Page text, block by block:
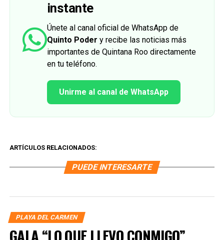
instante
Únete al canal oficial de WhatsApp de
Quinto Poder y recibe las noticias más
importantes de Quintana Roo directamente
en tu teléfono.
Unirme al canal de WhatsApp
ARTÍCULOS RELACIONADOS:
PUEDE INTERESARTE
PLAYA DEL CARMEN
GALA “LO QUE LLEVO CONMIGO”